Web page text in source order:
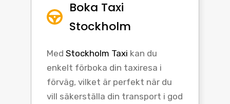
Boka Taxi
Stockholm
Med Stockholm Taxi kan du
enkelt förboka din taxiresa i
förväg, vilket är perfekt när du
vill säkerställa din transport i god